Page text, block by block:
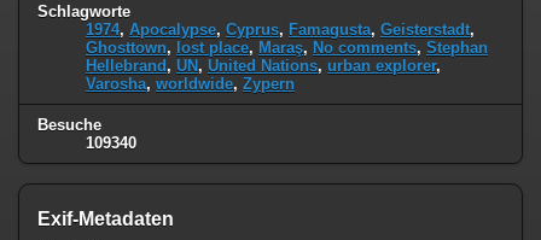
Schlagworte
1974, Apocalypse, Cyprus, Famagusta, Geisterstadt,
Ghosttown, lost place, Maraş, No comments, Stephan
Hellebrand , UN , United Nations, urban explorer,
Varosha, worldwide, Zypern
Besuche
109340
Exif-Metadaten